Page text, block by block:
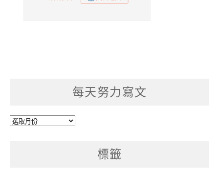
每天努力寫文
每
標籤